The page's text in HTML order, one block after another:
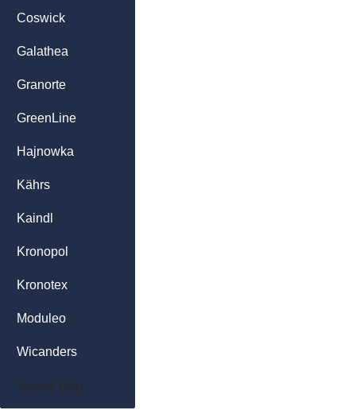
Coswick
Galathea
Granorte
GreenLine
Hajnowka
Kährs
Kaindl
Kronopol
Kronotex
Moduleo
Wicanders
Wood Bee